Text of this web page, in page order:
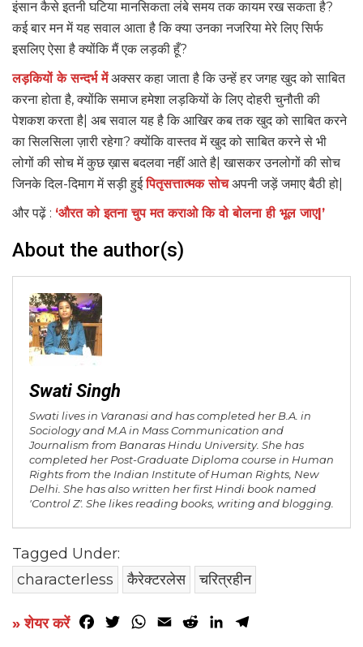
इंसान कैसे इतनी घटिया मानसिकता लंबे समय तक कायम रख सकता है?
कई बार मन में यह सवाल आता है कि क्या उनका नजरिया मेरे लिए सिर्फ
इसलिए ऐसा है क्योंकि मैं एक लड़की हूँ?
लड़कियों के सन्दर्भ मेंअक्सर कहा जाता है कि उन्हें हर जगह खुद को साबित
करना होता है, क्योंकि समाज हमेशा लड़कियों के लिए दोहरी चुनौती की
पेशकश करता है| अब सवाल यह है कि आखिर कब तक खुद को साबित करने
का सिलसिला ज़ारी रहेगा? क्योंकि वास्तव में खुद को साबित करने से भी
लोगों की सोच में कुछ ख़ास बदलवा नहीं आते है| खासकर उनलोगों की सोच
जिनके दिल-दिमाग में सड़ी हुईपितृसत्तात्मक सोचअपनी जड़ें जमाए बैठी हो|
और पढ़ें : ‘औरत को इतना चुप मत कराओ कि वो बोलना ही भूल जाए|’
About the author(s)
Swati Singh
Swati lives in Varanasi and has completed her B.A. in
Sociology and M.A in Mass Communication and
Journalism from Banaras Hindu University. She has
completed her Post-Graduate Diploma course in Human
Rights from the Indian Institute of Human Rights, New
Delhi. She has also written her first Hindi book named
'Control Z'. She likes reading books, writing and blogging.
Tagged Under:
characterless
कैरेक्टरलेस चरित्रहीन
» शेयर करें Facebook
TwitterWhatsApp
Email RedditLinkedIn